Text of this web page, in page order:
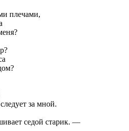
плечами,
за мной.
седой старик. —